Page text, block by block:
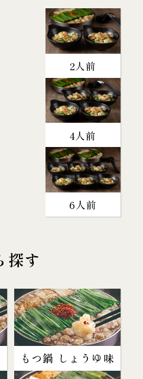
2人前
4人前
6人前
探す
もつ鍋 しょうゆ味